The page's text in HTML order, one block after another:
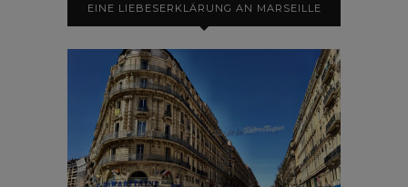
EINE LIEBESERKLÄRUNG AN MARSEILLE